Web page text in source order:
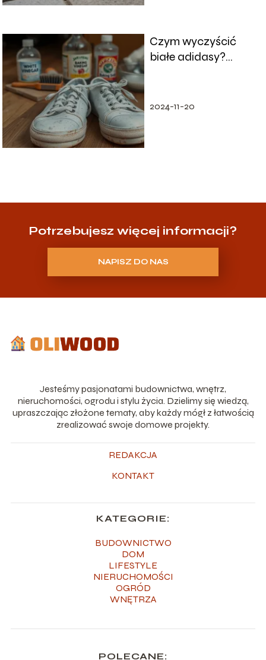
Czym wyczyścić
białe adidasy?
2024-11-20
Potrzebujesz więcej informacji?
NAPISZ DO NAS
Jesteśmy pasjonatami budownictwa, wnętrz,
nieruchomości, ogrodu i stylu życia. Dzielimy się wiedzą,
upraszczając złożone tematy, aby każdy mógł z łatwością
zrealizować swoje domowe projekty.
REDAKCJA
KONTAKT
KATEGORIE:
BUDOWNICTWO
DOM
LIFESTYLE
NIERUCHOMOŚCI
OGRÓD
WNĘTRZA
POLECANE: